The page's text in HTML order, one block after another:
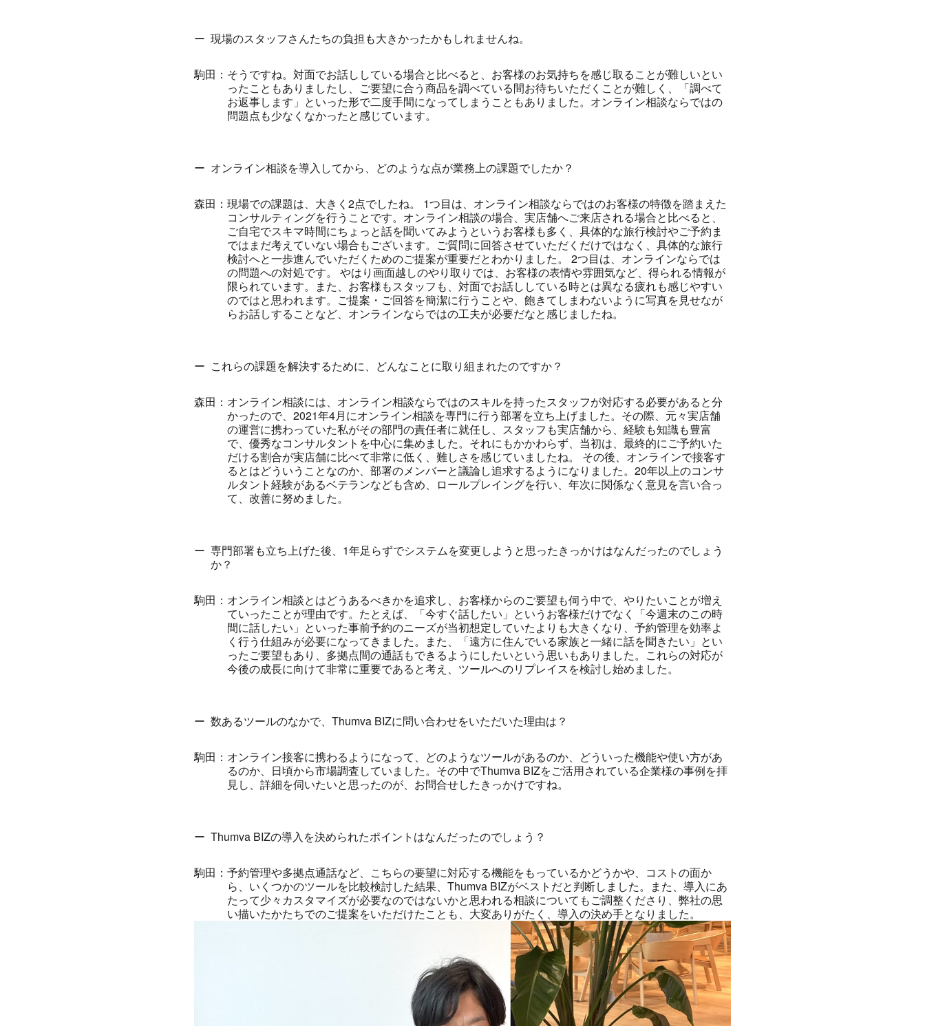
現場のスタッフさんたちの負担も大きかったかもしれませんね。
そうですね。対面でお話ししている場合と比べると、お客様のお気持ちを感じ取ることが難しいとい
ったこともありましたし、ご要望に合う商品を調べている間お待ちいただくことが難しく、「調べて
お返事します」といった形で二度手間になってしまうこともありました。オンライン相談ならではの
問題点も少なくなかったと感じています。
オンライン相談を導入してから、どのような点が業務上の課題でしたか？
現場での課題は、大きく2点でしたね。 1つ目は、オンライン相談ならではのお客様の特徴を踏まえた
コンサルティングを行うことです。オンライン相談の場合、実店舗へご来店される場合と比べると、
ご自宅でスキマ時間にちょっと話を聞いてみようというお客様も多く、具体的な旅行検討やご予約ま
ではまだ考えていない場合もございます。ご質問に回答させていただくだけではなく、具体的な旅行
検討へと一歩進んでいただくためのご提案が重要だとわかりました。 2つ目は、オンラインならでは
の問題への対処です。 やはり画面越しのやり取りでは、お客様の表情や雰囲気など、得られる情報が
限られています。また、お客様もスタッフも、対面でお話ししている時とは異なる疲れも感じやすい
のではと思われます。ご提案・ご回答を簡潔に行うことや、飽きてしまわないように写真を見せなが
らお話しすることなど、オンラインならではの工夫が必要だなと感じましたね。
これらの課題を解決するために、どんなことに取り組まれたのですか？
オンライン相談には、オンライン相談ならではのスキルを持ったスタッフが対応する必要があると分
かったので、2021年4月にオンライン相談を専門に行う部署を立ち上げました。その際、元々実店舗
の運営に携わっていた私がその部門の責任者に就任し、スタッフも実店舗から、経験も知識も豊富
で、優秀なコンサルタントを中心に集めました。それにもかかわらず、当初は、最終的にご予約いた
だける割合が実店舗に比べて非常に低く、難しさを感じていましたね。 その後、オンラインで接客す
るとはどういうことなのか、部署のメンバーと議論し追求するようになりました。20年以上のコンサ
ルタント経験があるベテランなども含め、ロールプレイングを行い、年次に関係なく意見を言い合っ
て、改善に努めました。
専門部署も立ち上げた後、1年足らずでシステムを変更しようと思ったきっかけはなんだったのでしょう
か？
オンライン相談とはどうあるべきかを追求し、お客様からのご要望も伺う中で、やりたいことが増え
ていったことが理由です。たとえば、「今すぐ話したい」というお客様だけでなく「今週末のこの時
間に話したい」といった事前予約のニーズが当初想定していたよりも大きくなり、予約管理を効率よ
く行う仕組みが必要になってきました。また、「遠方に住んでいる家族と一緒に話を聞きたい」とい
ったご要望もあり、多拠点間の通話もできるようにしたいという思いもありました。これらの対応が
今後の成長に向けて非常に重要であると考え、ツールへのリプレイスを検討し始めました。
数あるツールのなかで、Thumva BIZに問い合わせをいただいた理由は？
オンライン接客に携わるようになって、どのようなツールがあるのか、どういった機能や使い方があ
るのか、日頃から市場調査していました。その中でThumva BIZをご活用されている企業様の事例を拝
見し、詳細を伺いたいと思ったのが、お問合せしたきっかけですね。
Thumva BIZの導入を決められたポイントはなんだったのでしょう？
予約管理や多拠点通話など、こちらの要望に対応する機能をもっているかどうかや、コストの面か
ら、いくつかのツールを比較検討した結果、Thumva BIZがベストだと判断しました。また、導入にあ
たって少々カスタマイズが必要なのではないかと思われる相談についてもご調整くださり、弊社の思
い描いたかたちでのご提案をいただけたことも、大変ありがたく、導入の決め手となりました。